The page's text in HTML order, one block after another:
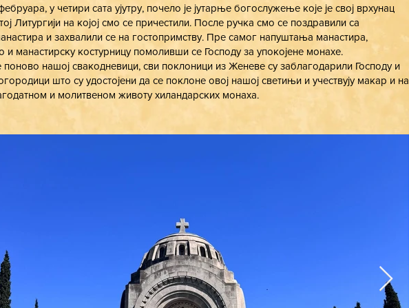
у четири сата ујутру, почело је јутарње богослужење које је свој врхунац
Литургији на којој смо се причестили. После ручка смо се поздравили са
и захвалили се на гостопримству. Пре самог напуштања манастира,
и манастирску костурницу помоливши се Господу за упокојене монахе.
поново нашој свакодневици, сви поклоници из Женеве су заблагодарили Господу и
што су удостојени да се поклоне овој нашој светињи и учествују макар и на
и молитвеном животу хиландарских монаха.